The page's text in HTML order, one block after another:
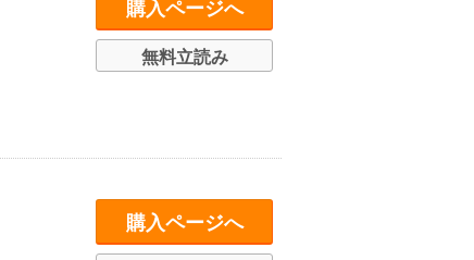
購入ページへ
無料立読み
購入ページへ